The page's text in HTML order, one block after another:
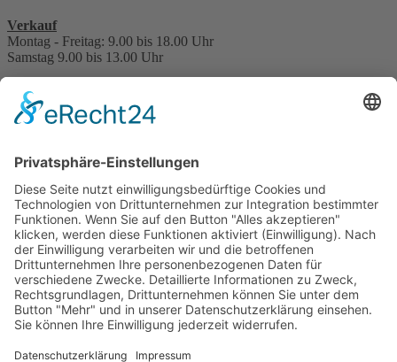
Verkauf
Montag - Freitag: 9.00 bis 18.00 Uhr
Samstag 9.00 bis 13.00 Uhr
Montag - Freitag: 7.30 bis 17.30 Uhr
Samstag 8.30 bis 13.30 Uhr
nach Terminabsprache
Interessant für Sie?
Kontakt
Bonuskarte
Über uns
Stellenangebote
Beratungstermin vereinbaren